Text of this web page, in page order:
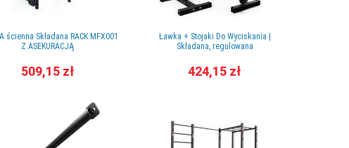
ścienna Składana RACK MFX001
Z ASEKURACJĄ
509,15 zł
Ławka + Stojaki Do Wyciskania |
Składana, regulowana
424,15 zł